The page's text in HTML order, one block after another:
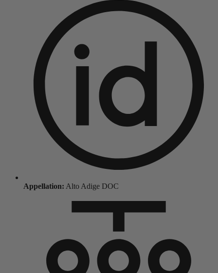
Appellation: Alto Adige DOC